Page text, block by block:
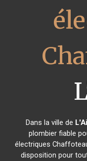
Dans la ville de
plombier fiable
électriques
disposition pour